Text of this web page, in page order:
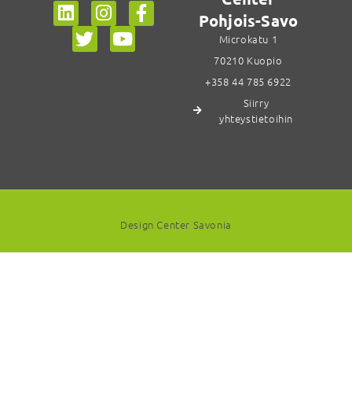
Pohjois-Savo
Microkatu 1
70210 Kuopio
+358 44 785 6922
Siirry
yhteystietoihin
Design Center Savonia